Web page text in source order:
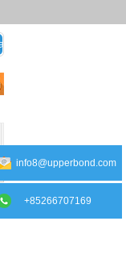
info8@upperbond.com
+85266707169